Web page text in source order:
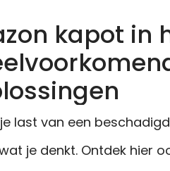
kapot in
last van een
je denkt. Ontdek hier